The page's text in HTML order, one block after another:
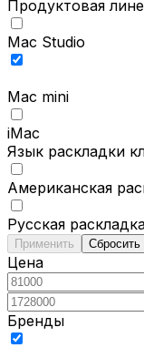
Продуктовая
Mac Studio
Mac mini
iMac
Язык раскладки
Американская
Русская
Применить Сбросить
Цена
Бренды